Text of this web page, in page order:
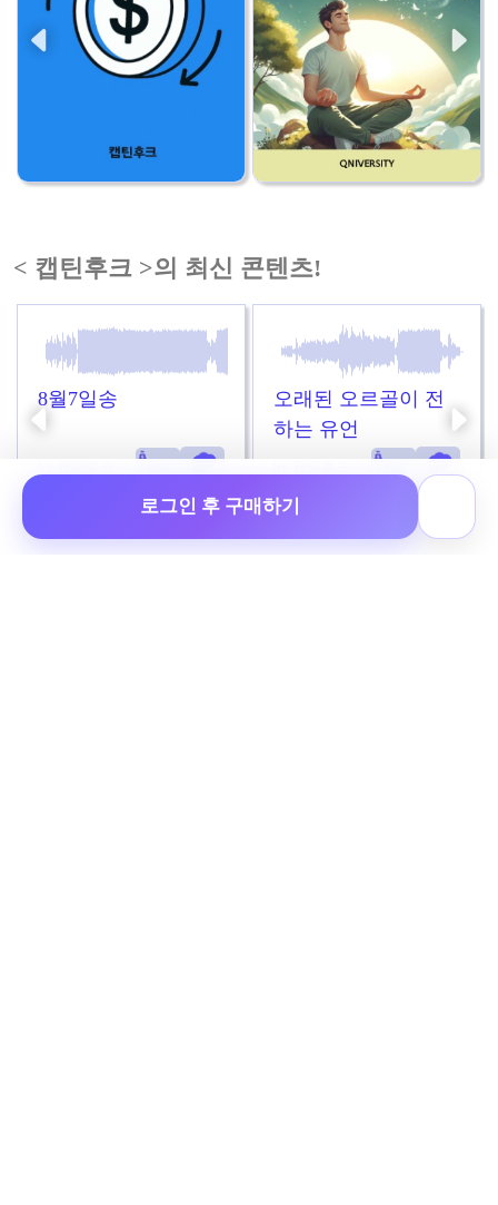
로그인 후 구매하기
< 캡틴후크 >의 최신 콘텐츠!
8월7일송
오래된 오르골이 전
하는 유언